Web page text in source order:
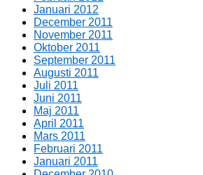
Januari 2012
December 2011
November 2011
Oktober 2011
September 2011
Augusti 2011
Juli 2011
Juni 2011
Maj 2011
April 2011
Mars 2011
Februari 2011
Januari 2011